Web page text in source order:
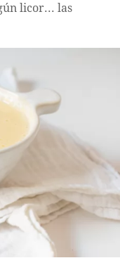
licor... las